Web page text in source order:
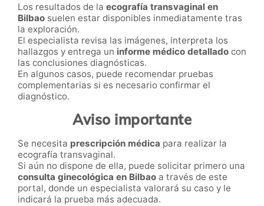
Los resultados de la ecografía transvaginal en
Bilbao suelen estar disponibles inmediatamente tras
la exploración.
El especialista revisa las imágenes, interpreta los
hallazgos y entrega un informe médico detallado con
las conclusiones diagnósticas.
En algunos casos, puede recomendar pruebas
complementarias si es necesario confirmar el
diagnóstico.
Aviso importante
Se necesita prescripción médica para realizar la
ecografía transvaginal.
Si aún no dispone de ella, puede solicitar primero una
consulta ginecológica en Bilbao a través de este
portal, donde un especialista valorará su caso y le
indicará la prueba más adecuada.